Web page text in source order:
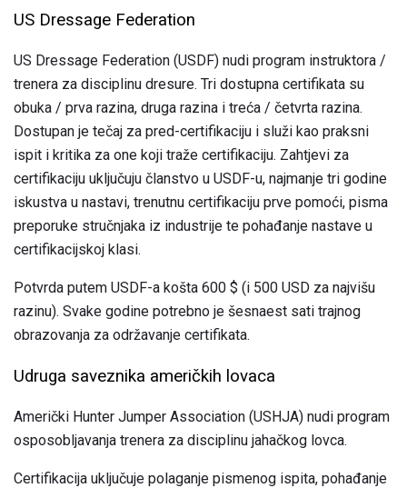
US Dressage Federation
US Dressage Federation (USDF) nudi program instruktora /
trenera za disciplinu dresure. Tri dostupna certifikata su
obuka / prva razina, druga razina i treća / četvrta razina.
Dostupan je tečaj za pred-certifikaciju i služi kao praksni
ispit i kritika za one koji traže certifikaciju. Zahtjevi za
certifikaciju uključuju članstvo u USDF-u, najmanje tri godine
iskustva u nastavi, trenutnu certifikaciju prve pomoći, pisma
preporuke stručnjaka iz industrije te pohađanje nastave u
certifikacijskoj klasi.
Potvrda putem USDF-a košta 600 $ (i 500 USD za najvišu
razinu). Svake godine potrebno je šesnaest sati trajnog
obrazovanja za održavanje certifikata.
Udruga saveznika američkih lovaca
Američki Hunter Jumper Association (USHJA) nudi program
osposobljavanja trenera za disciplinu jahačkog lovca.
Certifikacija uključuje polaganje pismenog ispita, pohađanje